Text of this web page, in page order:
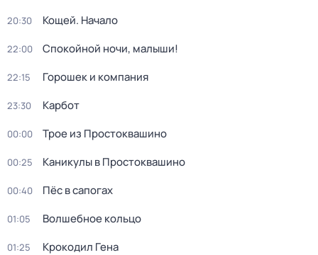
20:30 Кощей. Начало
22:00 Спокойной ночи, малыши!
22:15 Горошек и компания
23:30 Карбот
00:00 Трое из Простоквашино
00:25 Каникулы в Простоквашино
00:40 Пёс в сапогах
01:05 Волшебное кольцо
01:25 Крокодил Гена